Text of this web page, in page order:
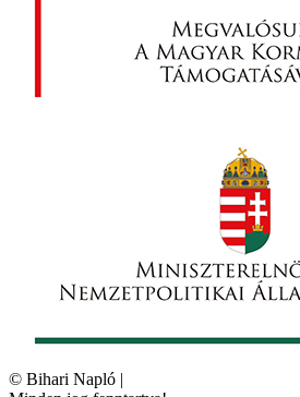
© Bihari Napló |